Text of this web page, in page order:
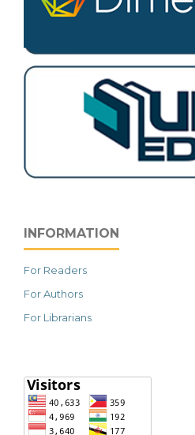
INFORMATION
For Readers
For Authors
For Librarians